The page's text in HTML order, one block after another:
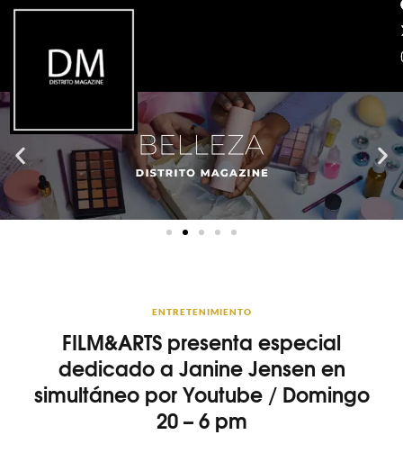
ENTRETENIMIENTO
FILM&ARTS presenta especial
dedicado a Janine Jensen en
simultáneo por Youtube / Domingo
20 – 6 pm